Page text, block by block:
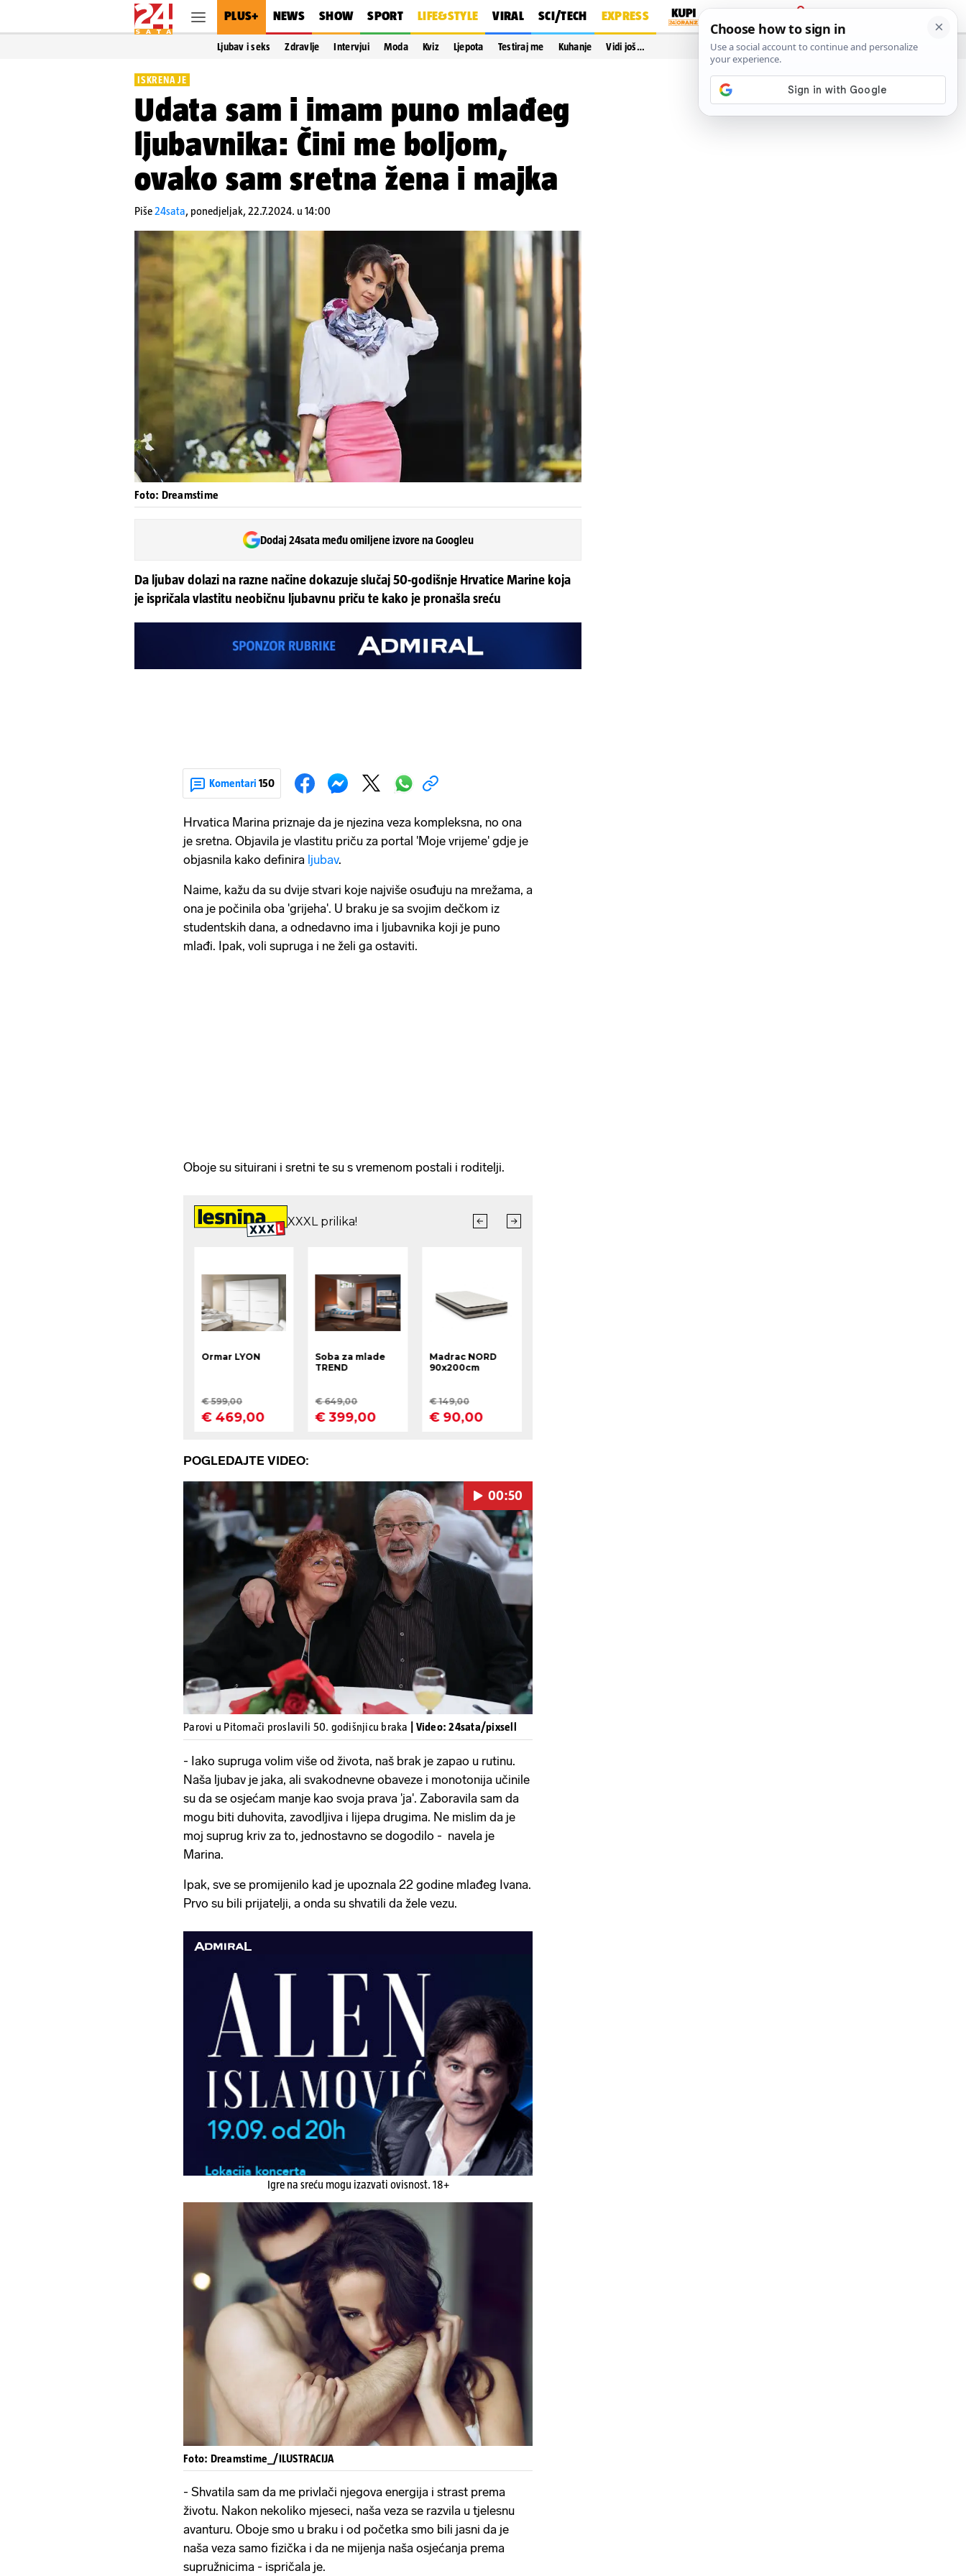
PLUS+ NEWS SHOW SPORT LIFE&STYLE VIRAL SCI/TECH EXPRESS
PRIJAVA
Ljubav i seks Zdravlje Intervjui Moda Kviz Ljepota Testiraj me Kuhanje Vidi još…
ISKRENA JE
Udata sam i imam puno mlađeg
ljubavnika: Čini me boljom,
ovako sam sretna žena i majka
Piše24sata, ponedjeljak, 22.7.2024. u 14:00
Foto: Dreamstime
Dodaj 24sata među omiljene izvore na Googleu
Da ljubav dolazi na razne načine dokazuje slučaj 50-godišnje Hrvatice Marine koja
je ispričala vlastitu neobičnu ljubavnu priču te kako je pronašla sreću
Komentari 150
Hrvatica Marina priznaje da je njezina veza kompleksna, no ona
je sretna. Objavila je vlastitu priču za portal 'Moje vrijeme' gdje je
objasnila kako definira ljubav.
Naime, kažu da su dvije stvari koje najviše osuđuju na mrežama, a
ona je počinila oba 'grijeha'. U braku je sa svojim dečkom iz
studentskih dana, a odnedavno ima i ljubavnika koji je puno
mlađi. Ipak, voli supruga i ne želi ga ostaviti.
Oboje su situirani i sretni te su s vremenom postali i roditelji.
POGLEDAJTE VIDEO:
Pokretanje videa...
00:50
Parovi u Pitomači proslavili 50. godišnjicu braka | Video: 24sata/pixsell
- Iako supruga volim više od života, naš brak je zapao u rutinu.
Naša ljubav je jaka, ali svakodnevne obaveze i monotonija učinile
su da se osjećam manje kao svoja prava 'ja'. Zaboravila sam da
mogu biti duhovita, zavodljiva i lijepa drugima. Ne mislim da je
moj suprug kriv za to, jednostavno se dogodilo - navela je
Marina.
Ipak, sve se promijenilo kad je upoznala 22 godine mlađeg Ivana.
Prvo su bili prijatelji, a onda su shvatili da žele vezu.
Igre na sreću mogu izazvati ovisnost. 18+
Foto: Dreamstime_/ILUSTRACIJA
- Shvatila sam da me privlači njegova energija i strast prema
životu. Nakon nekoliko mjeseci, naša veza se razvila u tjelesnu
avanturu. Oboje smo u braku i od početka smo bili jasni da je
naša veza samo fizička i da ne mijenja naša osjećanja prema
supružnicima - ispričala je.